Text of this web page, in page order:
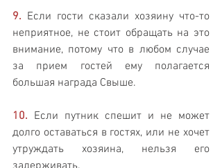
9. Если гости сказали хозяину что-то
неприятное, не стоит обращать на это
внимание, потому что в любом случае
за прием гостей ему полагается
большая награда Свыше.
10. Если путник спешит и не может
долго оставаться в гостях, или не хочет
утруждать хозяина, нельзя его